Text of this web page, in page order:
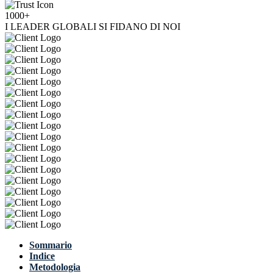
1000+
I LEADER GLOBALI SI FIDANO DI NOI
Sommario
Indice
Metodologia